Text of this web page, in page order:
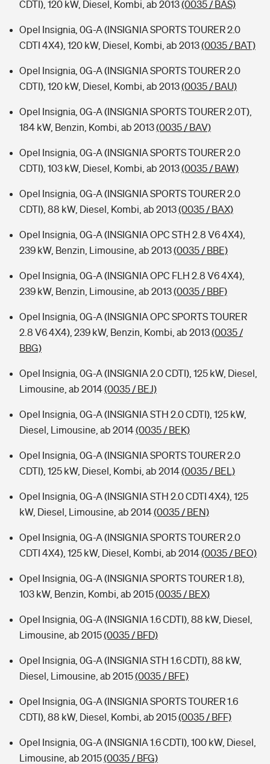
CDTI), 120 kW, Diesel, Kombi, ab 2013(0035 / BAS)
Opel Insignia, 0G-A (INSIGNIA SPORTS TOURER 2.0
CDTI 4X4), 120 kW, Diesel, Kombi, ab 2013(0035 / BAT)
Opel Insignia, 0G-A (INSIGNIA SPORTS TOURER 2.0
CDTI), 120 kW, Diesel, Kombi, ab 2013(0035 / BAU)
Opel Insignia, 0G-A (INSIGNIA SPORTS TOURER 2.0T),
184 kW, Benzin, Kombi, ab 2013(0035 / BAV)
Opel Insignia, 0G-A (INSIGNIA SPORTS TOURER 2.0
CDTI), 103 kW, Diesel, Kombi, ab 2013(0035 / BAW)
Opel Insignia, 0G-A (INSIGNIA SPORTS TOURER 2.0
CDTI), 88 kW, Diesel, Kombi, ab 2013(0035 / BAX)
Opel Insignia, 0G-A (INSIGNIA OPC STH 2.8 V6 4X4),
239 kW, Benzin, Limousine, ab 2013(0035 / BBE)
Opel Insignia, 0G-A (INSIGNIA OPC FLH 2.8 V6 4X4),
239 kW, Benzin, Limousine, ab 2013(0035 / BBF)
Opel Insignia, 0G-A (INSIGNIA OPC SPORTS TOURER
2.8 V6 4X4), 239 kW, Benzin, Kombi, ab 2013(0035 /
BBG)
Opel Insignia, 0G-A (INSIGNIA 2.0 CDTI), 125 kW, Diesel,
Limousine, ab 2014(0035 / BEJ)
Opel Insignia, 0G-A (INSIGNIA STH 2.0 CDTI), 125 kW,
Diesel, Limousine, ab 2014(0035 / BEK)
Opel Insignia, 0G-A (INSIGNIA SPORTS TOURER 2.0
CDTI), 125 kW, Diesel, Kombi, ab 2014(0035 / BEL)
Opel Insignia, 0G-A (INSIGNIA STH 2.0 CDTI 4X4), 125
kW, Diesel, Limousine, ab 2014(0035 / BEN)
Opel Insignia, 0G-A (INSIGNIA SPORTS TOURER 2.0
CDTI 4X4), 125 kW, Diesel, Kombi, ab 2014(0035 / BEO)
Opel Insignia, 0G-A (INSIGNIA SPORTS TOURER 1.8),
103 kW, Benzin, Kombi, ab 2015(0035 / BEX)
Opel Insignia, 0G-A (INSIGNIA 1.6 CDTI), 88 kW, Diesel,
Limousine, ab 2015(0035 / BFD)
Opel Insignia, 0G-A (INSIGNIA STH 1.6 CDTI), 88 kW,
Diesel, Limousine, ab 2015(0035 / BFE)
Opel Insignia, 0G-A (INSIGNIA SPORTS TOURER 1.6
CDTI), 88 kW, Diesel, Kombi, ab 2015(0035 / BFF)
Opel Insignia, 0G-A (INSIGNIA 1.6 CDTI), 100 kW, Diesel,
Limousine, ab 2015(0035 / BFG)